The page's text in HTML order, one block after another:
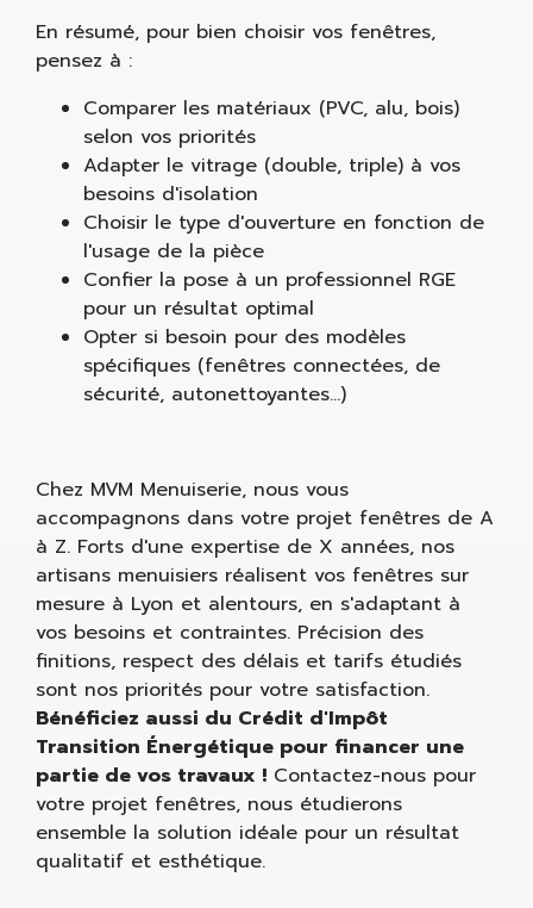
En résumé, pour bien choisir vos fenêtres,
pensez à :
Comparer les matériaux (PVC, alu, bois)
selon vos priorités
Adapter le vitrage (double, triple) à vos
besoins d'isolation
Choisir le type d'ouverture en fonction de
l'usage de la pièce
Confier la pose à un professionnel RGE
pour un résultat optimal
Opter si besoin pour des modèles
spécifiques (fenêtres connectées, de
sécurité, autonettoyantes...)
Chez MVM Menuiserie, nous vous
accompagnons dans votre projet fenêtres de A
à Z. Forts d'une expertise de X années, nos
artisans menuisiers réalisent vos fenêtres sur
mesure à Lyon et alentours, en s'adaptant à
vos besoins et contraintes. Précision des
finitions, respect des délais et tarifs étudiés
sont nos priorités pour votre satisfaction.
Bénéficiez aussi du Crédit d'Impôt
Transition Énergétique pour financer une
partie de vos travaux !Contactez-nous pour
votre projet fenêtres, nous étudierons
ensemble la solution idéale pour un résultat
qualitatif et esthétique.